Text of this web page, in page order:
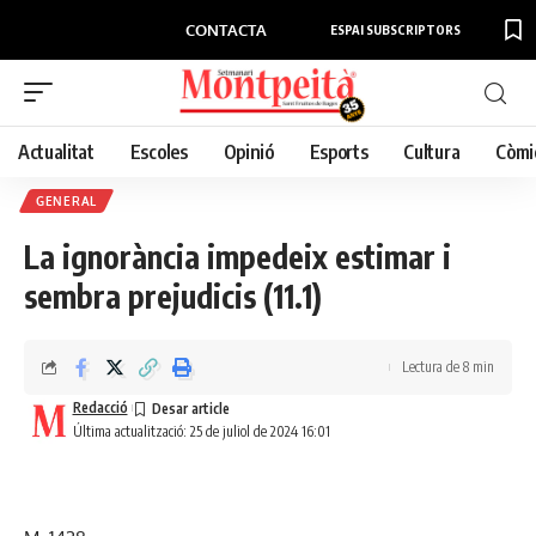
CONTACTA ESPAI SUBSCRIPTORS
Actualitat Escoles Opinió Esports Cultura
GENERAL
La ignorància impedeix estimar i
sembra prejudicis (11.1)
Última actualització: 25 de juliol de 2024 16:01
Redacció
Lectura de 8 min